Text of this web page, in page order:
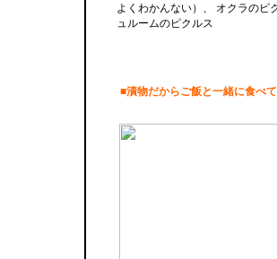
よくわかんない）、 オクラのピ
ュルームのピクルス
■漬物だからご飯と一緒に食べて